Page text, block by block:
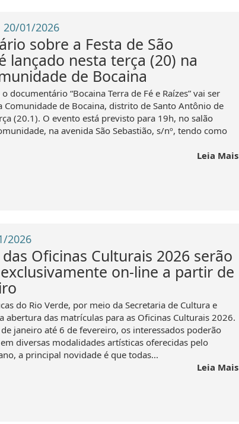
01/2026
sobre a Festa de São
lançado nesta terça (20) na
de Bocaina
documentário “Bocaina Terra de Fé e Raízes” vai ser
de Bocaina, distrito de Santo Antônio de
(20.1). O evento está previsto para 19h, no salão
na avenida São Sebastião, s/nº, tendo como
Leia Mais
2026
Oficinas Culturais 2026 serão
on-line a partir de
do Rio Verde, por meio da Secretaria de Cultura e
abertura das matrículas para as Oficinas Culturais 2026.
janeiro até 6 de fevereiro, os interessados poderão
diversas modalidades artísticas oferecidas pelo
a principal novidade é que todas...
Leia Mais